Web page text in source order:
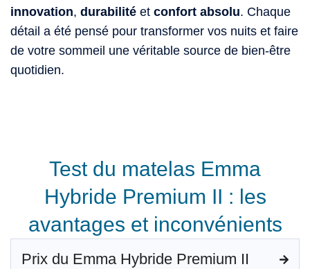
innovation, durabilité et confort absolu. Chaque
détail a été pensé pour transformer vos nuits et faire
de votre sommeil une véritable source de bien-être
quotidien.
Test du matelas Emma
Hybride Premium II : les
avantages et inconvénients
Prix du Emma Hybride Premium II